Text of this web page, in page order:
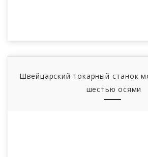
Швейцарский токарный станок
шестью осями